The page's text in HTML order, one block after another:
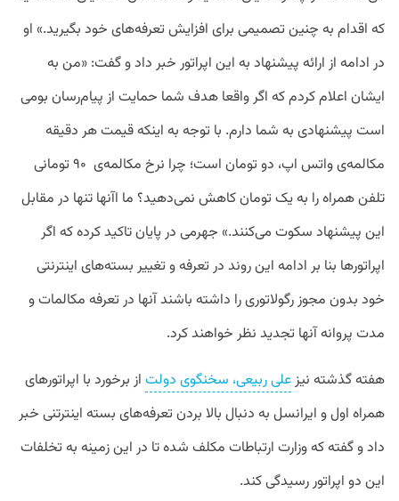
که اقدام به چنین تصمیمی برای افزایش تعرفه‌های خود بگیرید.» او
در ادامه از ارائه پیشنهاد به این اپراتور خبر داد و گفت: «من به
ایشان اعلام کردم که اگر واقعا هدف شما حمایت از پیام‌رسان بومی
است پیشنهادی به شما دارم. با توجه به اینکه قیمت هر دقیقه
مکالمه‌ی واتس اپ، دو تومان است؛ چرا نرخ مکالمه‌ی ۹۰ تومانی
تلفن همراه را به یک تومان ‌‌کاهش نمی‌دهید؟ ما اآنها تنها در مقابل
این پیشنهاد سکوت می‌کنند.» جهرمی در پایان تاکید کرده که اگر
اپراتورها بنا بر ادامه این روند در تعرفه و تغییر بسته‌های اینترنتی
خود بدون مجوز رگولاتوری را داشته باشند آنها در تعرفه‌ مکالمات و
مدت پروانه‌ آنها تجدید نظر خواهند کرد.
هفته گذشته نیزعلی ربیعی، سخنگوی دولت از برخورد با اپراتورهای
همراه اول و ایرانسل به دنبال بالا بردن تعرفه‌های بسته اینترتنی خبر
داد و گفته که وزارت ارتباطات مکلف شده تا در این زمینه به تخلفات
این دو اپراتور رسیدگی کند.